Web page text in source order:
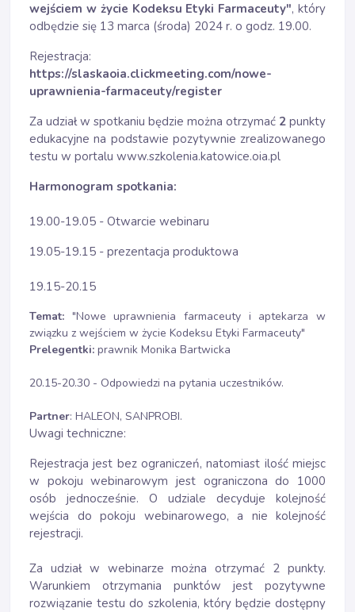
wejściem w życie Kodeksu Etyki Farmaceuty", który
odbędzie się 13 marca (środa) 2024 r. o godz. 19.00.
Rejestracja:
https://slaskaoia.clickmeeting.com/nowe-
uprawnienia-farmaceuty/register
Za udział w spotkaniu będzie można otrzymać 2 punkty
edukacyjne na podstawie pozytywnie zrealizowanego
testu w portalu www.szkolenia.katowice.oia.pl
Harmonogram spotkania:
19.00-19.05 - Otwarcie webinaru
19.05-19.15 - prezentacja produktowa
19.15-20.15
Temat: "Nowe uprawnienia farmaceuty i aptekarza w
związku z wejściem w życie Kodeksu Etyki Farmaceuty"
Prelegentki: prawnik Monika Bartwicka
20.15-20.30 - Odpowiedzi na pytania uczestników.
Partner: HALEON, SANPROBI.
Uwagi techniczne:
Rejestracja jest bez ograniczeń, natomiast ilość miejsc
w pokoju webinarowym jest ograniczona do 1000
osób jednocześnie. O udziale decyduje kolejność
wejścia do pokoju webinarowego, a nie kolejność
rejestracji.
Za udział w webinarze można otrzymać 2 punkty.
Warunkiem otrzymania punktów jest pozytywne
rozwiązanie testu do szkolenia, który będzie dostępny